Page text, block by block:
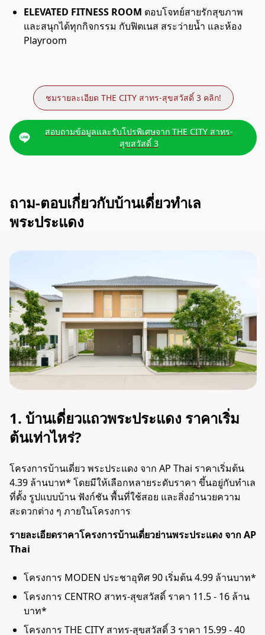
ELEVATED FITNESS ROOM ตอบโจทย์สายรักสุขภาพ
และสนุกได้ทุกกิจกรรม กับฟิตเนส สระว่ายน้ำ และห้อง
Playroom
ชมรายละเอียด THE CITY สาทร-สุขสวัสดิ์ 3 คลิก!
สอบถามข้อมูลและรับโปรพิเศษจาก THE CITY สาทร-
สุขสวัสดิ์ 3
ถาม-ตอบเกี่ยวกับบ้านเดี่ยวทำเล
พระประแดง
1. บ้านเดี่ยวแถวพระประแดง ราคาเริ่ม
ต้นเท่าไหร่?
โครงการบ้านเดี่ยว พระประแดง จาก AP Thai ราคาเริ่มต้น
4.39 ล้านบาท* โดยมีให้เลือกหลายระดับราคา ขึ้นอยู่กับทำเล
ที่ตั้ง รูปแบบบ้าน ฟังก์ชัน พื้นที่ใช้สอย และสิ่งอำนวยความ
สะดวกต่าง ๆ ภายในโครงการ
รายละเอียดราคาโครงการบ้านเดี่ยวย่านพระประแดง จาก AP
Thai
โครงการ MODEN ประชาอุทิศ 90 เริ่มต้น 4.99 ล้านบาท*
โครงการ CENTRO สาทร-สุขสวัสดิ์ ราคา 11.5 - 16 ล้าน
บาท*
โครงการ THE CITY สาทร-สุขสวัสดิ์ 3 ราคา 15.99 - 40